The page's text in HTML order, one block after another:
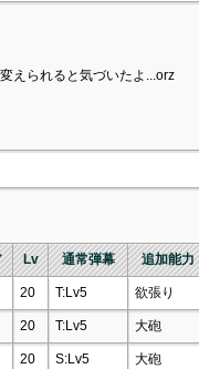
えられると気づいたよ...orz
Lv 通常弾幕 追加能力
20 T:Lv5 欲張り
20 T:Lv5 大砲
20 S:Lv5 大砲